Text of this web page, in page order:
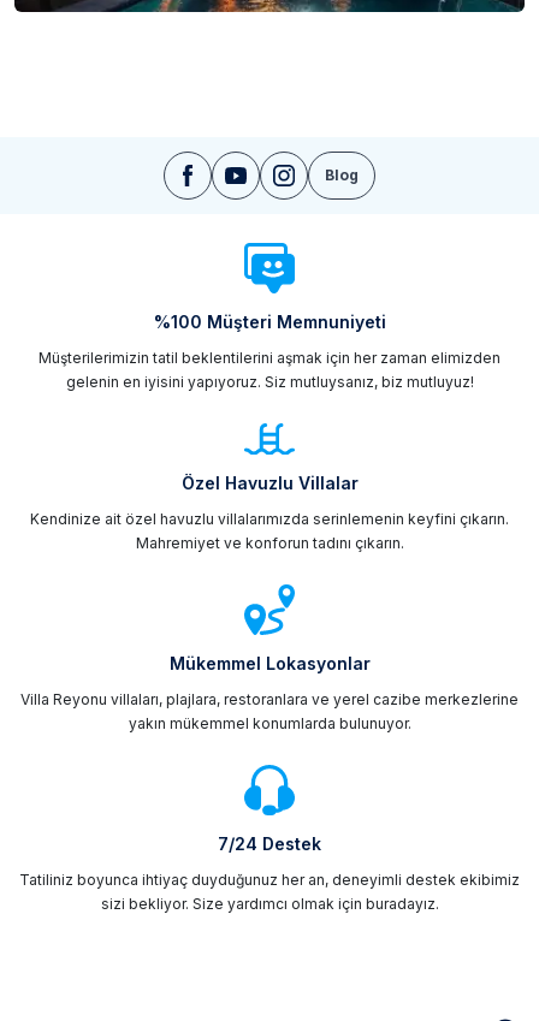
Blog
%100 Müşteri Memnuniyeti
Müşterilerimizin tatil beklentilerini aşmak için her zaman elimizden
gelenin en iyisini yapıyoruz. Siz mutluysanız, biz mutluyuz!
Özel Havuzlu Villalar
Kendinize ait özel havuzlu villalarımızda serinlemenin keyfini çıkarın.
Mahremiyet ve konforun tadını çıkarın.
Mükemmel Lokasyonlar
Villa Reyonu villaları, plajlara, restoranlara ve yerel cazibe merkezlerine
yakın mükemmel konumlarda bulunuyor.
7/24 Destek
Tatiliniz boyunca ihtiyaç duyduğunuz her an, deneyimli destek ekibimiz
sizi bekliyor. Size yardımcı olmak için buradayız.